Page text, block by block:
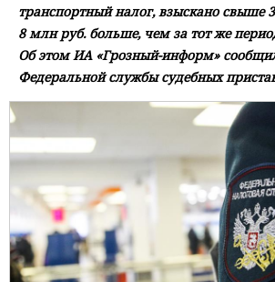
транспортный налог, взыскано свыше
8 млн руб. больше, чем за тот же
Об этом ИА «Грозный-информ»
Федеральной службы судебных